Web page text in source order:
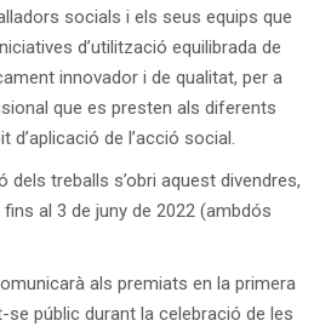
socials i els seus equips que
d’utilització equilibrada de
innovador i de qualitat, per a
que es presten als diferents
d’aplicació de l’acció social.
dels treballs s’obri aquest divendres,
fins al 3 de juny de 2022 (ambdós
als premiats en la primera
se públic durant la celebració de les